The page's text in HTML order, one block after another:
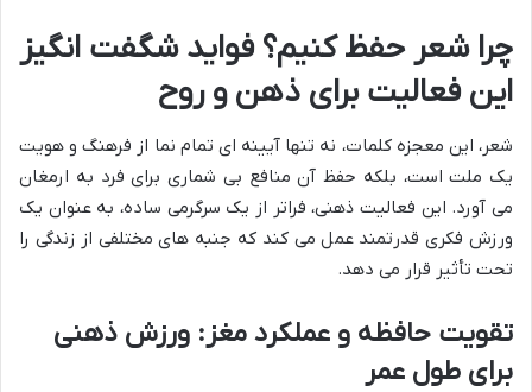
چرا شعر حفظ کنیم؟ فواید شگفت انگیز
این فعالیت برای ذهن و روح
شعر، این معجزه کلمات، نه تنها آیینه ای تمام نما از فرهنگ و هویت
یک ملت است، بلکه حفظ آن منافع بی شماری برای فرد به ارمغان
می آورد. این فعالیت ذهنی، فراتر از یک سرگرمی ساده، به عنوان یک
ورزش فکری قدرتمند عمل می کند که جنبه های مختلفی از زندگی را
تحت تأثیر قرار می دهد.
تقویت حافظه و عملکرد مغز: ورزش ذهنی
برای طول عمر